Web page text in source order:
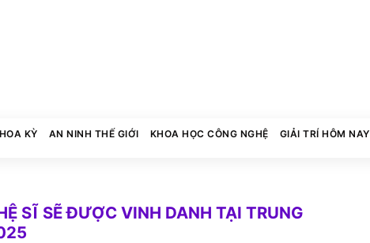
KỲ AN NINH THẾ GIỚI KHOA HỌC CÔNG NGHỆ GIẢI TRÍ HÔM NAY
SĨ SẼ ĐƯỢC VINH DANH TẠI TRUNG